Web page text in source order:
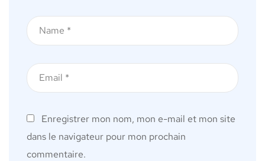
Enregistrer mon nom, mon e-mail et mon site
dans le navigateur pour mon prochain
commentaire.